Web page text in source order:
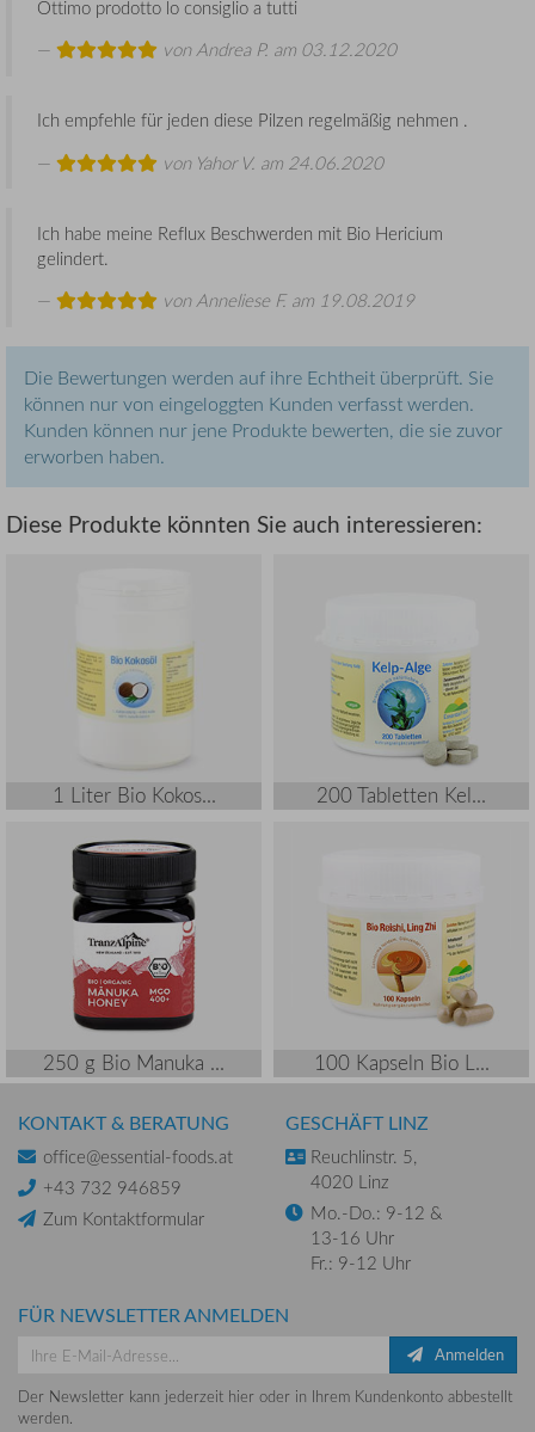
Ottimo prodotto lo consiglio a tutti
vonAndrea P. am 03.12.2020
Ich empfehle für jeden diese Pilzen regelmäßig nehmen .
von Yahor V. am 24.06.2020
Ich habe meine Reflux Beschwerden mit Bio Hericium
gelindert.
vonAnneliese F.am 19.08.2019
Die Bewertungen werden auf ihre Echtheit überprüft. Sie
können nur von eingeloggten Kunden verfasst werden.
Kunden können nur jene Produkte bewerten, die sie zuvor
erworben haben.
Diese Produkte könnten Sie auch interessieren:
1 Liter Bio Kokos... 200 Tabletten Kel...
250 g Bio Manuka ... 100 Kapseln Bio L...
KONTAKT & BERATUNG
office@essential-foods.at
+43 732 946859
Zum Kontaktformular
GESCHÄFT LINZ
Reuchlinstr. 5,
4020 Linz
Mo.-Do.: 9-12 &
13-16 Uhr
Fr.: 9-12 Uhr
FÜR NEWSLETTER ANMELDEN
Anmelden
Der Newsletter kann jederzeit hier oder in Ihrem Kundenkonto abbestellt
werden.